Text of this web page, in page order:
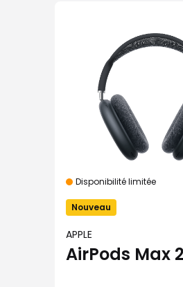
Disponibilité limitée
Nouveau
APPLE
AirPods Max